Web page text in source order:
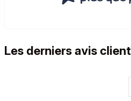
Les derniers avis